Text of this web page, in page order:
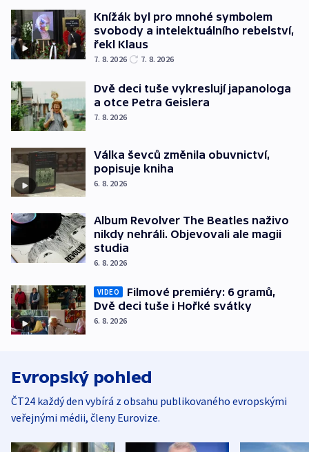
Knížák byl pro mnohé symbolem
svobody a intelektuálního rebelství,
řekl Klaus
7. 8. 2026 7. 8. 2026
Dvě deci tuše vykreslují japanologa
a otce Petra Geislera
7. 8. 2026
Válka ševců změnila obuvnictví,
popisuje kniha
6. 8. 2026
Album Revolver The Beatles naživo
nikdy nehráli. Objevovali ale magii
studia
6. 8. 2026
VIDEO
Filmové premiéry: 6 gramů,
Dvě deci tuše i Hořké svátky
6. 8. 2026
Evropský pohled
ČT24 každý den vybírá z obsahu publikovaného evropskými
veřejnými médii, členy Eurovize.